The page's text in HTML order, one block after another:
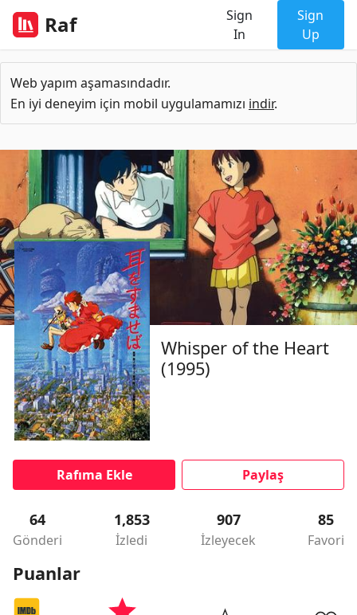
Raf
Sign
In
Sign
Up
Web yapım aşamasındadır.
En iyi deneyim için mobil uygulamamızı indir.
Whisper of the Heart
(1995)
Rafıma Ekle Paylaş
64
Gönderi
1,853
İzledi
907
İzleyecek
85
Favori
Puanlar